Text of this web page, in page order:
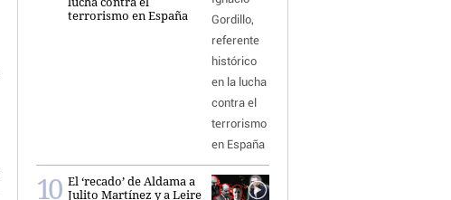
terrorismo en España
El ‘recado’ de Aldama a
Julito Martínez y a Leire